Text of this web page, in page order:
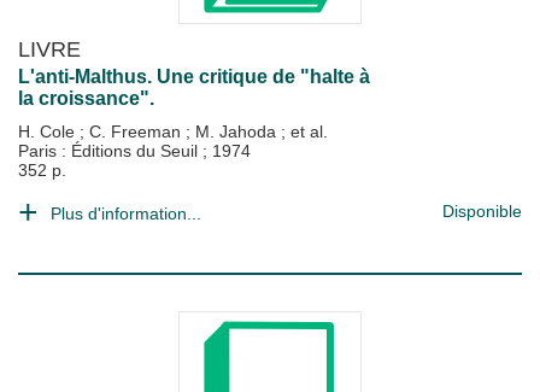
LIVRE
L'anti-Malthus. Une critique de "halte à
la croissance".
H. Cole ; C. Freeman ; M. Jahoda ; et al.
Paris : Éditions du Seuil ; 1974
352 p.
Plus d'information... Disponible